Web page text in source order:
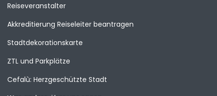
Reiseveranstalter
Akkreditierung Reiseleiter beantragen
Stadtdekorationskarte
ZTL und Parkplätze
Cefalù: Herzgeschützte Stadt